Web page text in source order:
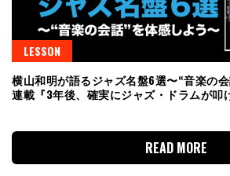
LESSON
横山和明が語るジャズ名盤6選〜“音楽の
連載『3年後、確実にジャズ・ドラムが叩
READ MORE